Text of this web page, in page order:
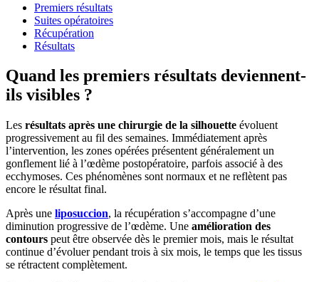
Premiers résultats
Suites opératoires
Récupération
Résultats
Quand les premiers résultats deviennent-
ils visibles ?
Les résultats après une chirurgie de la silhouette évoluent
progressivement au fil des semaines. Immédiatement après
l’intervention, les zones opérées présentent généralement un
gonflement lié à l’œdème postopératoire, parfois associé à des
ecchymoses. Ces phénomènes sont normaux et ne reflètent pas
encore le résultat final.
Après une liposuccion, la récupération s’accompagne d’une
diminution progressive de l’œdème. Une amélioration des
contours peut être observée dès le premier mois, mais le résultat
continue d’évoluer pendant trois à six mois, le temps que les tissus
se rétractent complètement.